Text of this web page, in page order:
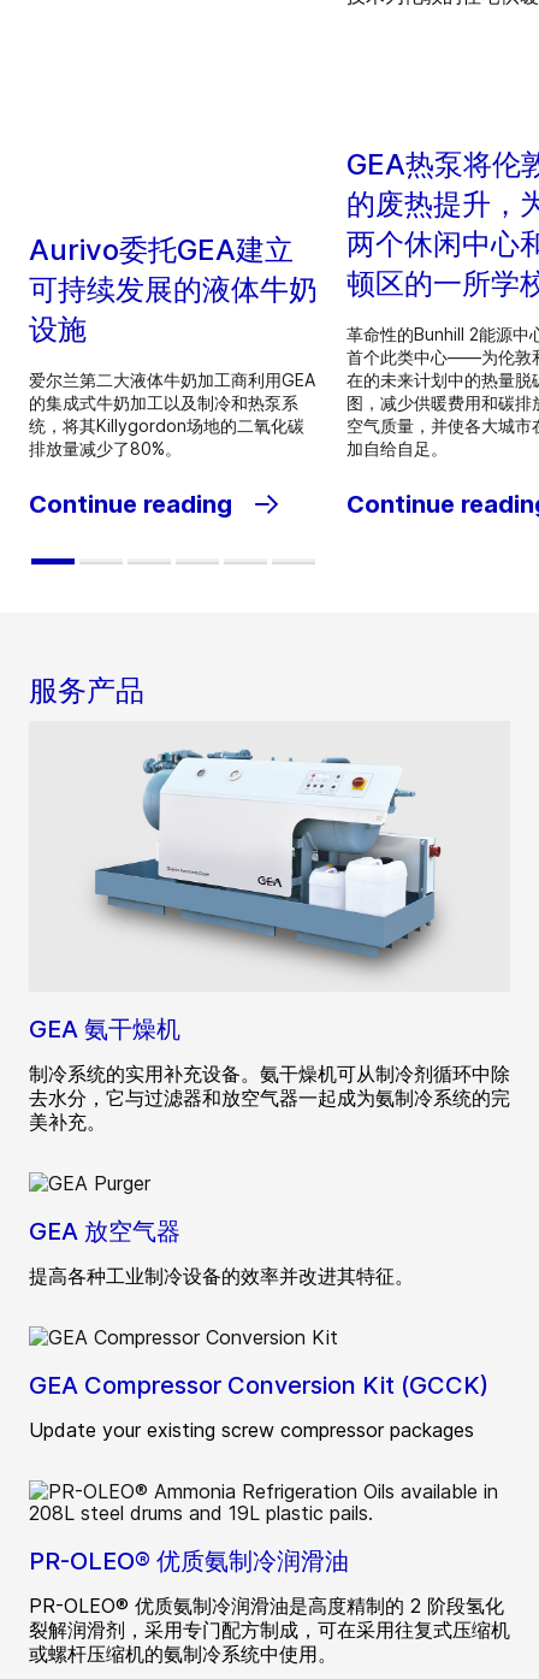
Aurivo委托GEA建立
可持续发展的液体牛奶
设施
爱尔兰第二大液体牛奶加工商利用GEA
的集成式牛奶加工以及制冷和热泵系
统，将其Killygordon场地的二氧化碳
排放量减少了80%。
Continue reading
GEA热泵将伦
的废热提升，
两个休闲中心
顿区的一所学
革命性的Bunhill 2能源
首个此类中心——为伦敦
在的未来计划中的热量脱
图，减少供暖费用和碳排
空气质量，并使各大城市
加自给自足。
Continue
服务产品
GEA 氨干燥机
制冷系统的实用补充设备。氨干燥机可从制冷剂循环中除
去水分，它与过滤器和放空气器一起成为氨制冷系统的完
美补充。
GEA 放空气器
提高各种工业制冷设备的效率并改进其特征。
GEA Compressor Conversion Kit (GCCK)
Update your existing screw compressor packages
PR-OLEO® 优质氨制冷润滑油
PR-OLEO® 优质氨制冷润滑油是高度精制的 2 阶段氢化
裂解润滑剂，采用专门配方制成，可在采用往复式压缩机
或螺杆压缩机的氨制冷系统中使用。